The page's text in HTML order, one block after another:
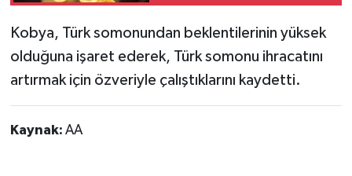
Kobya, Türk somonundan beklentilerinin yüksek
olduğuna işaret ederek, Türk somonu ihracatını
artırmak için özveriyle çalıştıklarını kaydetti.
Kaynak: AA